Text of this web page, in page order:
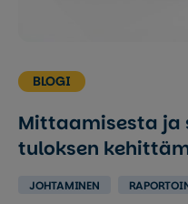
BLOGI
Mittaamisesta ja
tuloksen
JOHTAMINEN